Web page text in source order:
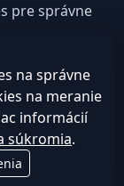
pre správne
na
–Consultee,
na správne
na meranie
informácií
súkromia.